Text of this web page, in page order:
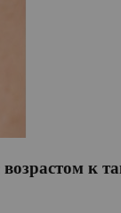
к